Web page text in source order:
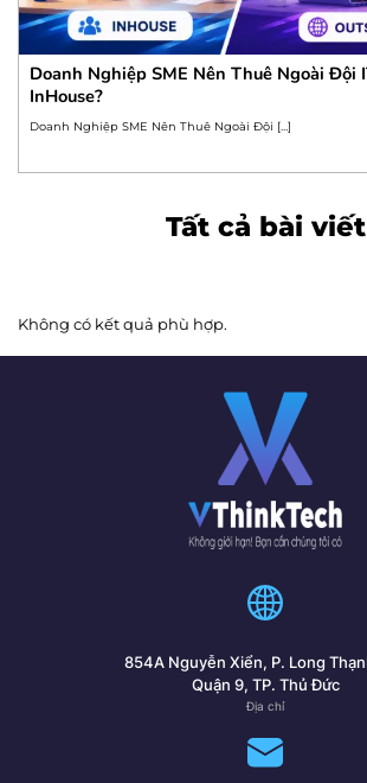
Doanh Nghiệp SME Nên Thuê Ngoài Đội
InHouse?
Doanh Nghiệp SME Nên Thuê Ngoài Đội […]
Tất cả bài viết
Không có kết quả phù hợp.
854A Nguyễn Xiển, P. Long
Quận 9, TP. Thủ Đức
Địa chỉ